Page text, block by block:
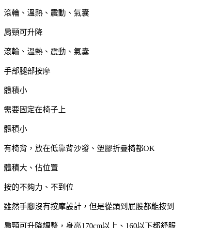
滾輪、溫熱、震動、氣囊
肩頸可升降
滾輪、溫熱、震動、氣囊
手部腿部按摩
體積小
需要固定在椅子上
體積小
有椅背，放在低靠背沙發、塑膠折疊椅都OK
體積大、佔位置
按的不夠力、不到位
雖然手腳沒有按摩設計，但是從頭到屁股都能按到
肩頸可升降調整，身高170cm以上、160以下都舒服